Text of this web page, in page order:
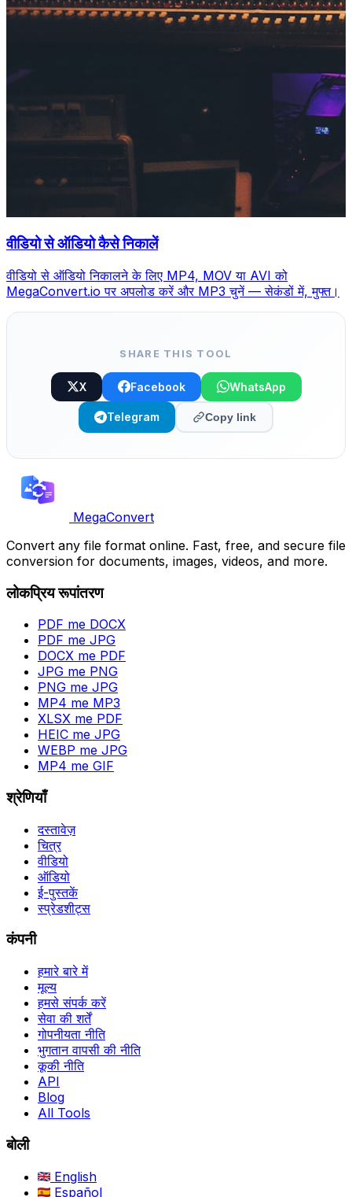
वीडियो से ऑडियो कैसे निकालें
वीडियो से ऑडियो निकालने के लिए MP4, MOV या AVI को
MegaConvert.io पर अपलोड करें और MP3 चुनें — सेकंडों में, मुफ्त।
SHARE THIS TOOL
X Facebook WhatsApp
Telegram Copy link
MegaConvert
Convert any file format online. Fast, free, and secure file
conversion for documents, images, videos, and more.
लोकप्रिय रूपांतरण
PDF me DOCX
PDF me JPG
DOCX me PDF
JPG me PNG
PNG me JPG
MP4 me MP3
XLSX me PDF
HEIC me JPG
WEBP me JPG
MP4 me GIF
श्रेणियाँ
दस्तावेज़
चित्र
वीडियो
ऑडियो
ई-पुस्तकें
स्प्रेडशीट्स
कंपनी
हमारे बारे में
मूल्य
हमसे संपर्क करें
सेवा की शर्तें
गोपनीयता नीति
भुगतान वापसी की नीति
कूकी नीति
API
Blog
All Tools
बोली
English
Español